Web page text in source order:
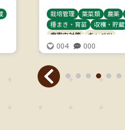
栽培管理 葉菜類 農薬
種まき・育苗
収穫・貯蔵
病害虫対策
キャベツ
004 000